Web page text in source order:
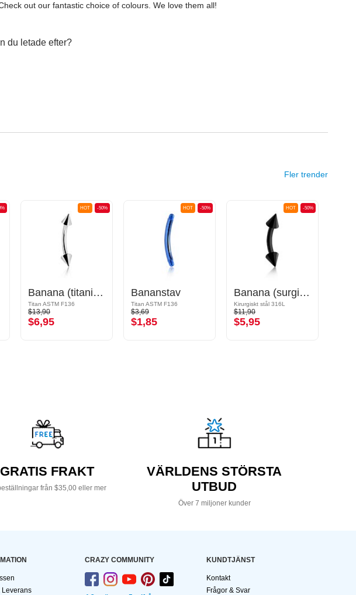
out our fantastic choice of colours. We love them all!
du letade efter?
Fler trender
-50%
HOT
Banana (titanium, anodised) med koner
Titan ASTM F136
$13,90
$6,95
-50%
HOT
Bananstav
Titan ASTM F136
$3,69
$1,85
-50%
HOT
Banana (surgical steel, black, shiny finish) med koner
Kirurgiskt stål 316L
$11,90
$5,95
GRATIS FRAKT
från $35,00 eller mer
VÄRLDENS STÖRSTA
UTBUD
Över 7 miljoner kunder
Leverans
CRAZY COMMUNITY KUNDTJÄNST
Kontakt
Frågor & Svar